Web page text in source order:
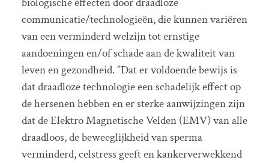
communicatie/technologieën, die kunnen variëren
van een verminderd welzijn tot ernstige
aandoeningen en/of schade aan de kwaliteit van
leven en gezondheid. ”Dat er voldoende bewijs is
dat draadloze technologie een schadelijk effect op
de hersenen hebben en er sterke aanwijzingen zijn
dat de Elektro Magnetische Velden (EMV) van alle
draadloos, de beweeglijkheid van sperma
verminderd, celstress geeft en kankerverwekkend